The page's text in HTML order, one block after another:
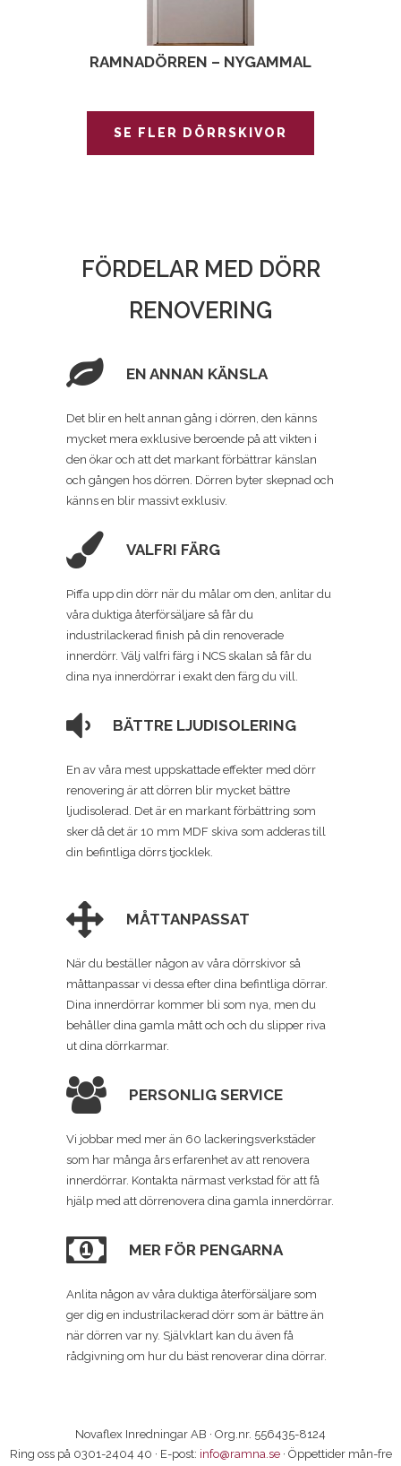
RAMNADÖRREN – NYGAMMAL
SE FLER DÖRRSKIVOR
FÖRDELAR MED DÖRR
RENOVERING
EN ANNAN KÄNSLA
Det blir en helt annan gång i dörren, den känns
mycket mera exklusive beroende på att vikten i
den ökar och att det markant förbättrar känslan
och gången hos dörren. Dörren byter skepnad och
känns en blir massivt exklusiv.
VALFRI FÄRG
Piffa upp din dörr när du målar om den, anlitar du
våra duktiga återförsäljare så får du
industrilackerad finish på din renoverade
innerdörr. Välj valfri färg i NCS skalan så får du
dina nya innerdörrar i exakt den färg du vill.
BÄTTRE LJUDISOLERING
En av våra mest uppskattade effekter med dörr
renovering är att dörren blir mycket bättre
ljudisolerad. Det är en markant förbättring som
sker då det är 10 mm MDF skiva som adderas till
din befintliga dörrs tjocklek.
MÅTTANPASSAT
När du beställer någon av våra dörrskivor så
måttanpassar vi dessa efter dina befintliga dörrar.
Dina innerdörrar kommer bli som nya, men du
behåller dina gamla mått och och du slipper riva
ut dina dörrkarmar.
PERSONLIG SERVICE
Vi jobbar med mer än 60 lackeringsverkstäder
som har många års erfarenhet av att renovera
innerdörrar. Kontakta närmast verkstad för att få
hjälp med att dörrenovera dina gamla innerdörrar.
MER FÖR PENGARNA
Anlita någon av våra duktiga återförsäljare som
ger dig en industrilackerad dörr som är bättre än
när dörren var ny. Självklart kan du även få
rådgivning om hur du bäst renoverar dina dörrar.
Novaflex Inredningar AB · Org.nr. 556435-8124
Ring oss på 0301-2404 40 · E-post: info@ramna.se· Öppettider mån-fre